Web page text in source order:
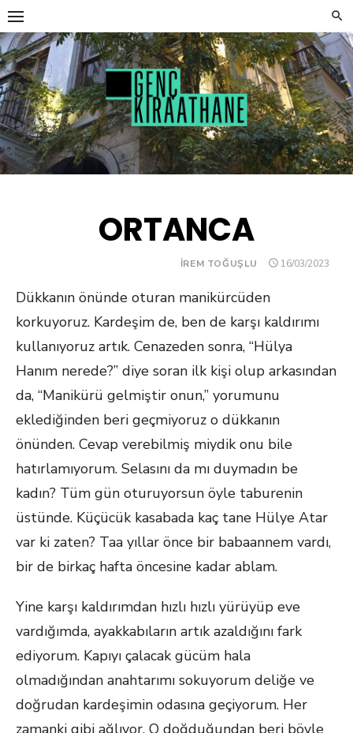
Skip
to
content
ORTANCA
İREM TOĞUŞLU
POSTED
16/03/2023
Dükkanın önünde oturan manikürcüden
korkuyoruz. Kardeşim de, ben de karşı kaldırımı
kullanıyoruz artık. Cenazeden sonra, “Hülya
Hanım nerede?” diye soran ilk kişi olup arkasından
da, “Manikürü gelmiştir onun,” yorumunu
eklediğinden beri geçmiyoruz o dükkanın
önünden. Cevap verebilmiş miydik onu bile
hatırlamıyorum. Selasını da mı duymadın be
kadın? Tüm gün oturuyorsun öyle taburenin
üstünde. Küçücük kasabada kaç tane Hülye Atar
var ki zaten? Taa yıllar önce bir babaannem vardı,
bir de birkaç hafta öncesine kadar ablam.
Yine karşı kaldırımdan hızlı hızlı yürüyüp eve
vardığımda, ayakkabıların artık azaldığını fark
ediyorum. Kapıyı çalacak gücüm hala
olmadığından anahtarımı sokuyorum deliğe ve
doğrudan kardeşimin odasına geçiyorum. Her
zamanki gibi ağlıyor. O doğduğundan beri böyle